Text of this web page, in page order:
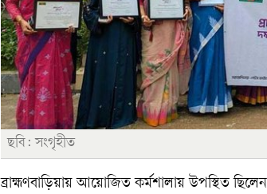
ছবি: সংগৃহীত
ব্রাহ্মণবাড়িয়ায় আয়োজিত কর্মশালায় উপস্থিত